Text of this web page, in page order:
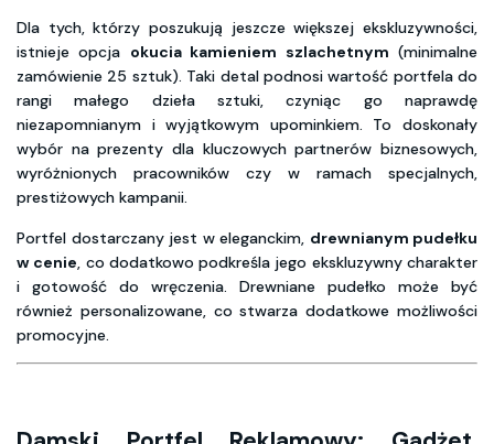
Dla tych, którzy poszukują jeszcze większej ekskluzywności,
istnieje opcja okucia kamieniem szlachetnym (minimalne
zamówienie 25 sztuk). Taki detal podnosi wartość portfela do
rangi małego dzieła sztuki, czyniąc go naprawdę
niezapomnianym i wyjątkowym upominkiem. To doskonały
wybór na prezenty dla kluczowych partnerów biznesowych,
wyróżnionych pracowników czy w ramach specjalnych,
prestiżowych kampanii.
Portfel dostarczany jest w eleganckim, drewnianym pudełku
w cenie , co dodatkowo podkreśla jego ekskluzywny charakter
i gotowość do wręczenia. Drewniane pudełko może być
również personalizowane, co stwarza dodatkowe możliwości
promocyjne.